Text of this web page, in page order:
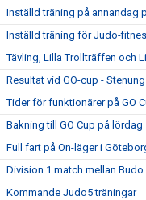
Inställd träning på annandag
Inställd träning för Judo-
Tävling, Lilla Trollträffen och
Resultat vid GO-cup -
Tider för funktionärer på GO
Bakning till GO Cup på lördag
Full fart på On-läger i
Division 1 match mellan
Kommande Judo5 träningar